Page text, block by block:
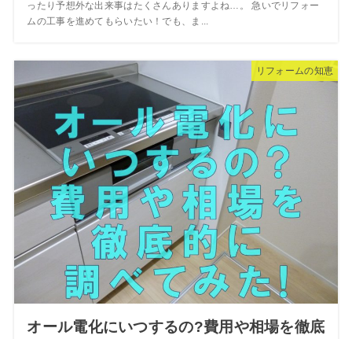
ったり予想外な出来事はたくさんありますよね…。 急いでリフォー
ムの工事を進めてもらいたい！でも、ま...
リフォームの知恵
オール電化にいつするの?費用や相場を徹底